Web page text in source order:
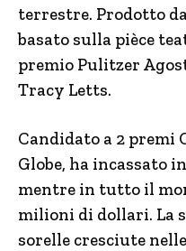
terrestre. Prodotto
basato sulla pièce
premio Pulitzer
Tracy Letts.
Candidato a 2 premi
Globe, ha incassato
mentre in tutto il
milioni di dollari. La
sorelle cresciute